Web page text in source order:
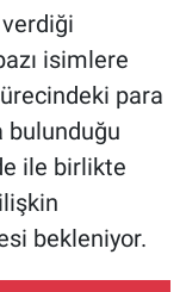
isimlere
para
ile birlikte
bekleniyor.